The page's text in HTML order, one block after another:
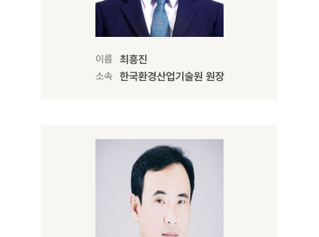
이름 최흥진
소속 한국환경산업기술원 원장